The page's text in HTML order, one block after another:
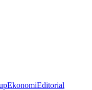
EkonomiEditorial